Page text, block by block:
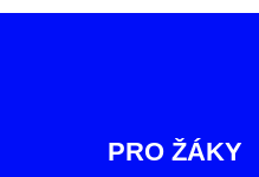
PRO ŽÁKY